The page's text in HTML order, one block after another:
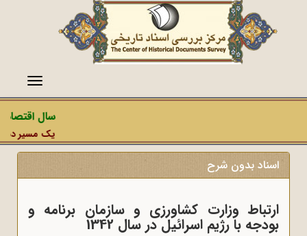
منو
سال
یک مسیر
اسناد بدون شرح
ارتباط وزارت کشاورزی و سازمان برنامه و
بودجه با رژیم اسرائیل در سال 1342